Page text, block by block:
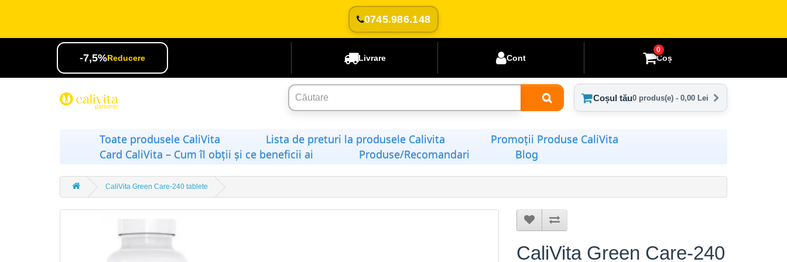
0745.986.148
-7,5%Reducere Livrare Cont
0
Coș
Coșul tău0 produs(e) - 0,00 Lei
Toate produsele CaliVita Lista de preturi la produsele Calivita
Promoții Produse CaliVita
Card CaliVita – Cum îl obții și ce beneficii ai
Produse/Recomandari Blog
CaliVita Green Care-240 tablete
CaliVita Green Care-240